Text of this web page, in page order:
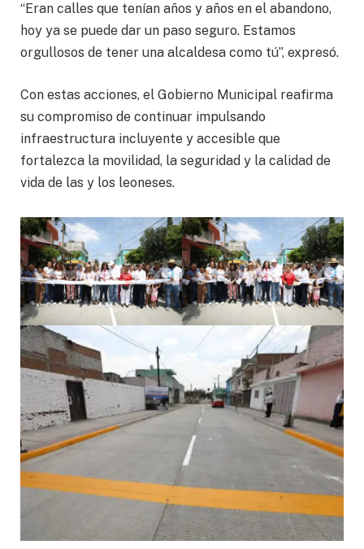
“Eran calles que tenían años y años en el abandono,
hoy ya se puede dar un paso seguro. Estamos
orgullosos de tener una alcaldesa como tú”, expresó.
Con estas acciones, el Gobierno Municipal reafirma
su compromiso de continuar impulsando
infraestructura incluyente y accesible que
fortalezca la movilidad, la seguridad y la calidad de
vida de las y los leoneses.